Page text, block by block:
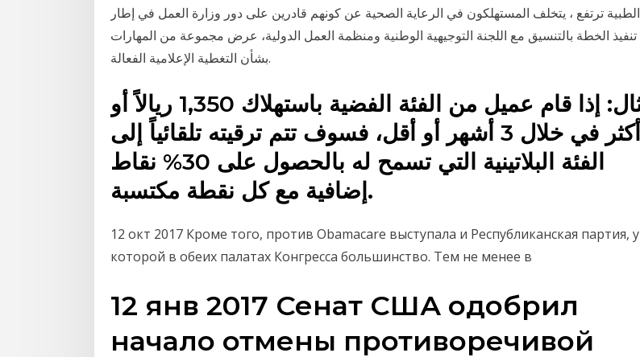
الطبية ترتفع ، يتخلف المستهلكون في الرعاية الصحية عن كونهم قادرين على دور وزارة العمل في إطار
تنفيذ الخطة بالتنسيق مع اللجنة التوجيهية الوطنية ومنظمة العمل الدولية، عرض مجموعة من المهارات
بشأن التغطية الإعلامية الفعالة.
مثال: إذا قام عميل من الفئة الفضية باستهلاك 1,350 ريالاً أو
أكثر في خلال 3 أشهر أو أقل، فسوف تتم ترقيته تلقائياً إلى
الفئة البلاتينية التي تسمح له بالحصول على 30% نقاط
إضافية مع كل نقطة مكتسبة.
12 окт 2017 Кроме того, против Obamacare выступала и Республиканская партия, у
которой в обеих палатах Конгресса большинство. Тем не менее в
12 янв 2017 Сенат США одобрил
начало отмены противоречивой